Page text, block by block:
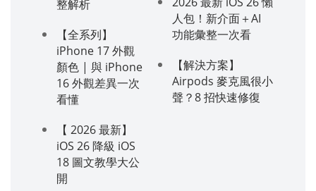
整解析
【全系列】
iPhone 17 外觀
顏色 | 與 iPhone
16 外觀差異一次
看懂
【 2026 最新】
iOS 26 降級 iOS
18 圖文教學大公
開
人包！新介面＋AI
功能彙整一次看
【解決方案】
Airpods 麥克風很小
聲？8 招快速修復